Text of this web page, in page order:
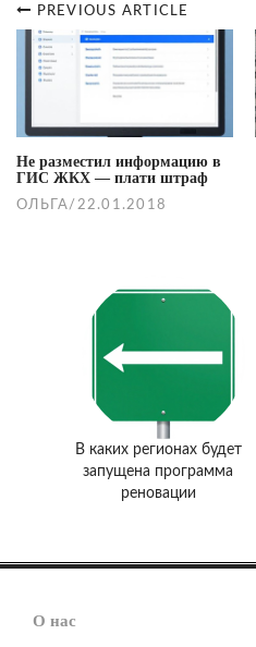
Post
navigation
PREVIOUS ARTICLE
Не разместил информацию в
ГИС ЖКХ — плати штраф
ОЛЬГА / 22.01.2018
В каких регионах будет
запущена программа
реновации
О нас